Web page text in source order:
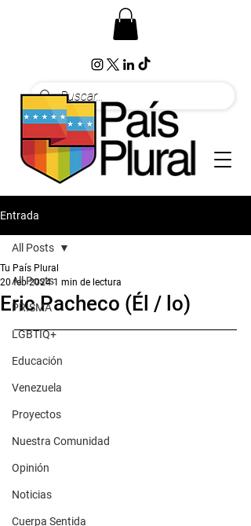
Entrada
All Posts
PRISMA
LGBTIQ+
Educación
Venezuela
Proyectos
Nuestra Comunidad
Opinión
Noticias
Cuerpa Sentida
All Posts
Eric Pacheco (Él / lo)
Tu País Plural
20 feb 2024 1 min de lectura